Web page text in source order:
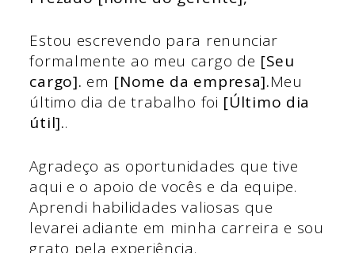
Estou escrevendo para renunciar
formalmente ao meu cargo de [Seu
cargo]. em [Nome da empresa].Meu
último dia de trabalho foi [Último dia
útil]..
Agradeço as oportunidades que tive
aqui e o apoio de vocês e da equipe.
Aprendi habilidades valiosas que
levarei adiante em minha carreira e sou
grato pela experiência.